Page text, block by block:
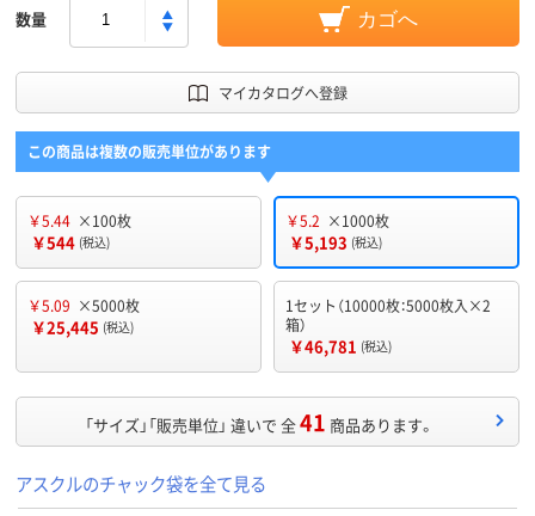
数量 カゴへ
マイカタログへ登録
この商品は複数の販売単位があります
￥5.44 ×100枚
￥544 (税込)
￥5.2 ×1000枚
￥5,193 (税込)
￥5.09 ×5000枚
￥25,445 (税込)
1セット（10000枚：5000枚入×2
箱）
￥46,781 (税込)
「サイズ」「販売単位」 違いで 全41 商品あります。
アスクルのチャック袋を全て見る